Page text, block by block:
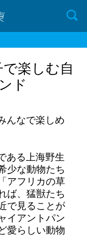
で楽しむ自
ド
んなで楽しめ
ある上海野生
少な動物たち
アフリカの草
ば、猛獣たち
で見ることが
イアントパン
愛らしい動物